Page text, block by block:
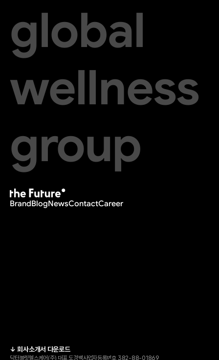
global
wellness
group
BrandBlogNewsContactCareer
↓ 회사소개서 다운로드
닥터블릿헬스케어(주) 대표 도경백사업자등록번호 382-88-01869